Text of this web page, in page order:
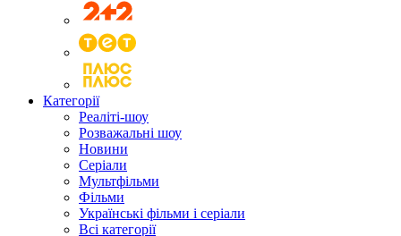
Категорії
Реаліті-шоу
Розважальні шоу
Новини
Серіали
Мультфільми
Фільми
Українські фільми і серіали
Всі категорії